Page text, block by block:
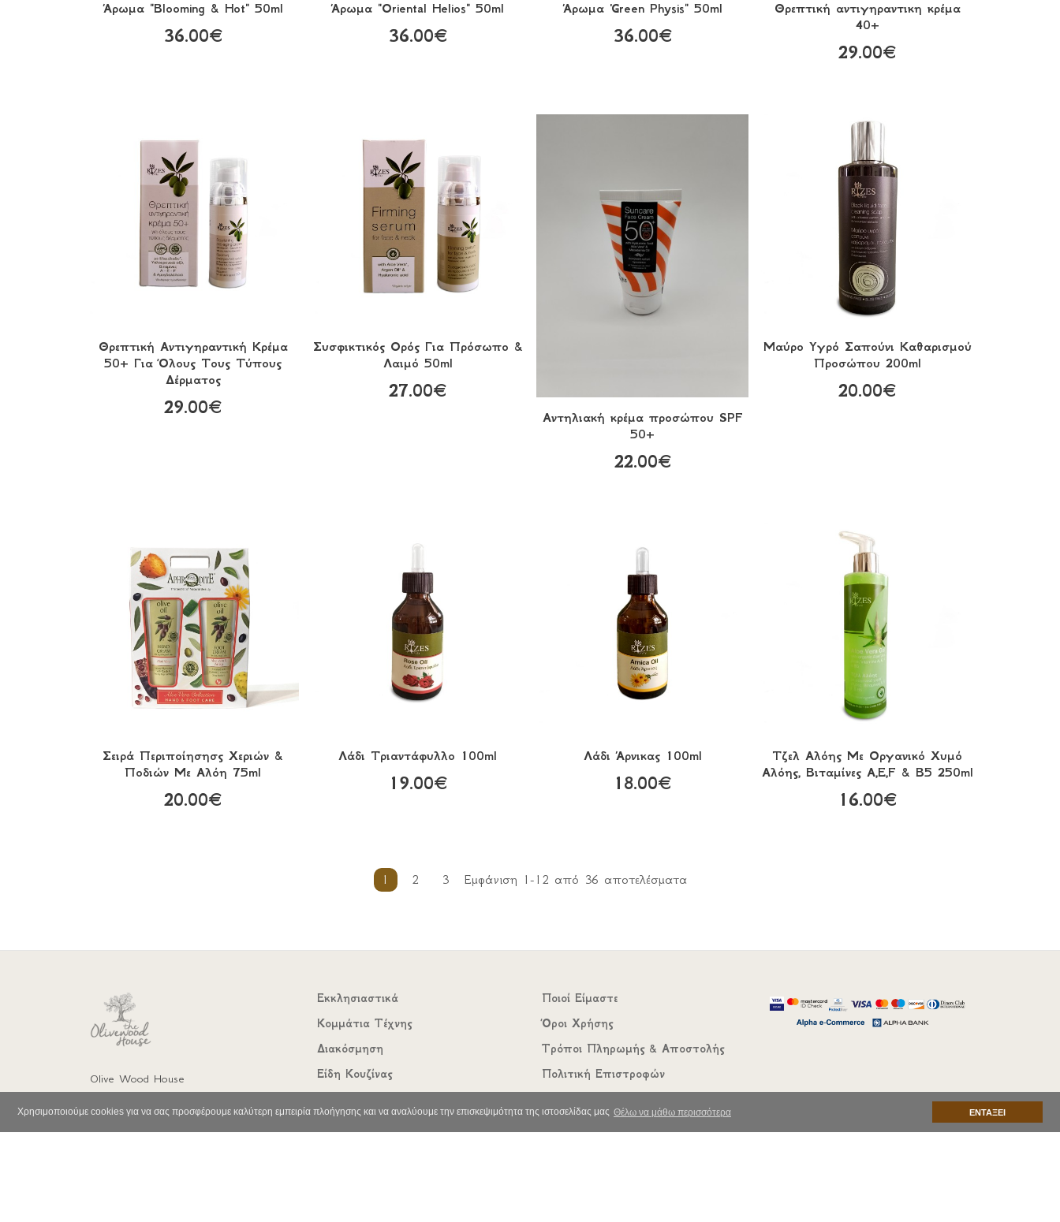
Χρησιμοποιούμε cookies για να σας προσφέρουμε καλύτερη εμπειρία πλοήγησης και να αναλύουμε την επισκεψιμότητα της ιστοσελίδας μας Θέλω να μάθω περισσότερα ΕΝΤΑΞΕΙ
Άρωμα "Blooming & Hot" 50ml
36.00€
Άρωμα "Oriental Helios" 50ml
36.00€
Άρωμα 'Green Physis" 50ml
36.00€
Θρεπτική αντιγηραντικη κρέμα
40+
29.00€
Θρεπτική Αντιγηραντική Κρέμα
50+ Για Όλους Τους Τύπους
Δέρματος
29.00€
Συσφικτικός Ορός Για Πρόσωπο &
Λαιμό 50ml
27.00€
Αντηλιακή κρέμα προσώπου SPF
50+
22.00€
Μαύρο Υγρό Σαπούνι Καθαρισμού
Προσώπου 200ml
20.00€
Σειρά Περιποίησησς Χεριών &
Ποδιών Με Αλόη 75ml
20.00€
Λάδι Τριαντάφυλλο 100ml
19.00€
Λάδι Άρνικας 100ml
18.00€
Τζελ Αλόης Με Οργανικό Χυμό
Αλόης, Βιταμίνες Α,Ε,F & B5 250ml
16.00€
1 2 3 Εμφάνιση 1-12 από 36 αποτελέσματα
Olive Wood House
22510 32083
Εκκλησιαστικά
Κομμάτια Τέχνης
Διακόσμηση
Είδη Κουζίνας
Ποιοί Είμαστε
Όροι Χρήσης
Τρόποι Πληρωμής & Αποστολής
Πολιτική Επιστροφών